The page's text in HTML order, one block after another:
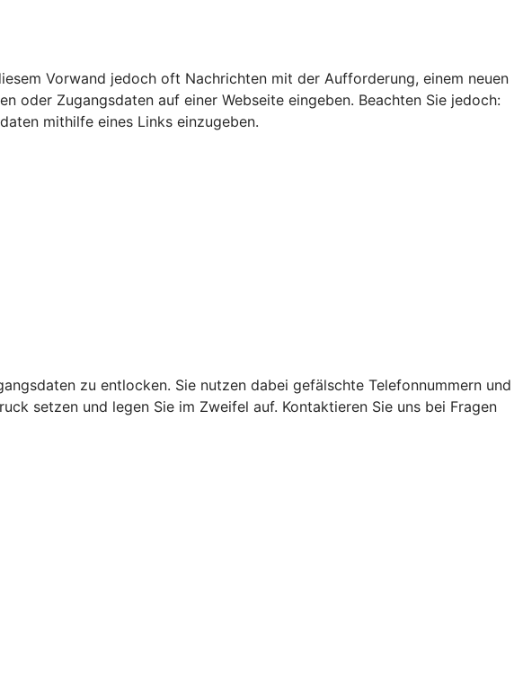
Vorwand jedoch oft Nachrichten mit der Aufforderung, einem neuen
oder Zugangsdaten auf einer Webseite eingeben. Beachten Sie jedoch:
mithilfe eines Links einzugeben.
zu entlocken. Sie nutzen dabei gefälschte Telefonnummern und
setzen und legen Sie im Zweifel auf. Kontaktieren Sie uns bei Fragen